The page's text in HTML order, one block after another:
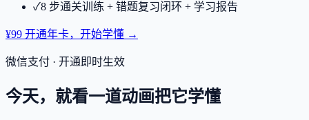
✓8 步通关训练 + 错题复习闭环 + 学习报告
¥99 开通年卡，开始学懂 →
微信支付 · 开通即时生效
今天，就看一道动画把它学懂